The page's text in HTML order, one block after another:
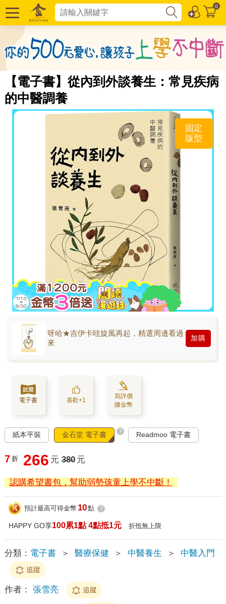
0
【電子書】從內到外談養生：常見疾病
的中醫調養
固定
版型
呀哈★吉伊卡哇旋風再起，精選周邊看過
來
加購
電子書 喜歡+1
寫評價
賺金幣
紙本平裝 金石堂 電子書 ? Readmoo 電子書
7 折 266 元 380 元
認購希望書包，幫助弱勢孩童上學不中斷！
預計最高可得金幣 10點 ?
HAPPY GO享100累1點 4點抵1元 折抵無上限
分類： 電子書 ＞ 醫療保健 ＞ 中醫養生 ＞ 中醫入門
追蹤
作者： 張雪亮 追蹤